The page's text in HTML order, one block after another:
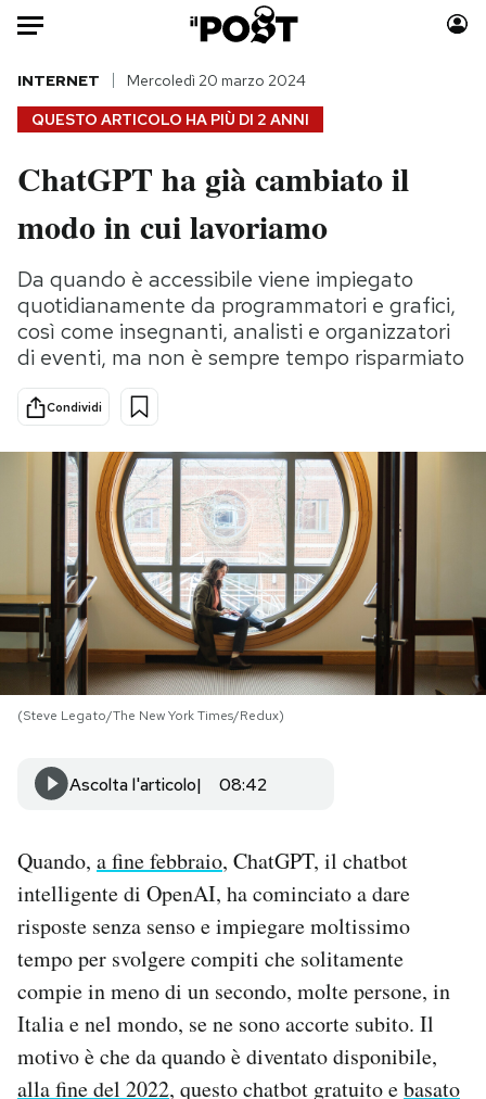
Auto
HOME
Italia
Politica
Tecnologia
Internet
Scienza
Cultura
Economia
Moda
Consumismi
Storie/Idee
Ok Boomer!
Media
Europa
PODCAST
NEWSLETTER
I MIEI PREFERITI
AREA PERSONALE
Area Personale
Newsletter
Notifiche mobile
Regala il Post
Hai bisogno di aiuto?
QUESTO ARTICOLO HA PIÙ DI 2 ANNI
INTERNET Mercoledì 20 marzo 2024
ChatGPT ha già cambiato il
modo in cui lavoriamo
Da quando è accessibile viene impiegato
quotidianamente da programmatori e grafici,
così come insegnanti, analisti e organizzatori
di eventi, ma non è sempre tempo risparmiato
Condividi
(Steve Legato/The New York Times/Redux)
Ascolta l'articolo 08:42
Quando, a fine febbraio, ChatGPT, il chatbot
intelligente di OpenAI, ha cominciato a dare
risposte senza senso e impiegare moltissimo
tempo per svolgere compiti che solitamente
compie in meno di un secondo, molte persone, in
Italia e nel mondo, se ne sono accorte subito. Il
motivo è che da quando è diventato disponibile,
alla fine del 2022, questo chatbot gratuito ebasato